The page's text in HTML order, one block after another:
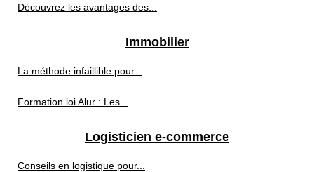
Découvrez les avantages des...
Immobilier
La méthode infaillible pour...
Formation loi Alur : Les...
Logisticien e-commerce
Conseils en logistique pour...